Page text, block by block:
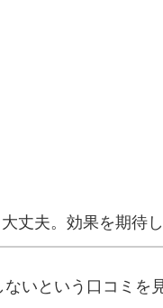
丈夫。効果を期待
いという口コミを